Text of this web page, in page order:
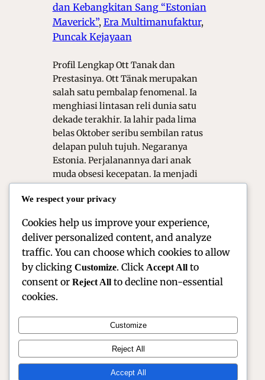
dan Kebangkitan Sang “Estonian
Maverick”, Era Multimanufaktur ,
Puncak Kejayaan
Profil Lengkap Ott Tanak dan
Prestasinya. Ott Tänak merupakan
salah satu pembalap fenomenal. Ia
menghiasi lintasan reli dunia satu
dekade terakhir. Ia lahir pada lima
belas Oktober seribu sembilan ratus
delapan puluh tujuh. Negaranya
Estonia. Perjalanannya dari anak
muda obsesi kecepatan. Ia menjadi
Tänak berhasil mengubah wajah
Official Site of Christian Montanari | Racer &
Motorsport Profile
We respect your privacy
Cookies help us improve your experience,
deliver personalized content, and analyze
traffic. You can choose which cookies to allow
by clicking Customize. Click Accept All to
consent or Reject All to decline non-essential
cookies.
Customize
Reject All
Accept All